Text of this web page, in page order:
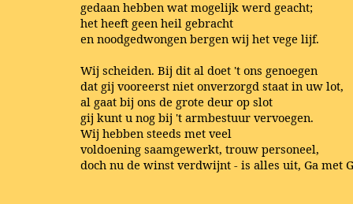
gedaan hebben wat mogelijk werd geacht;
het heeft geen heil gebracht
en noodgedwongen bergen wij het vege lijf.
Wij scheiden. Bij dit al doet 't ons genoegen
dat gij vooreerst niet onverzorgd staat in uw lot,
al gaat bij ons de grote deur op slot
gij kunt u nog bij 't armbestuur vervoegen.
Wij hebben steeds met veel
voldoening saamgewerkt, trouw personeel,
doch nu de winst verdwijnt - is alles uit, Ga met